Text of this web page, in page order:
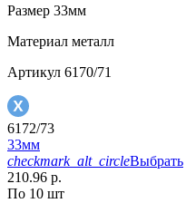
Размер 33мм
Материал металл
Артикул 6170/71
6172/73
33мм
checkmark_alt_circleВыбрать
210.96 р.
По 10 шт